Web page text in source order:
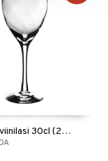
Chateau -viinilasi 30cl (20cl)